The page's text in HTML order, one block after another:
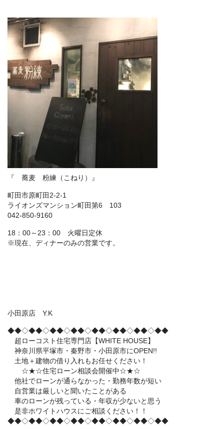
『 蕎麦 粉練（こねり）』
町田市原町田2-2-1
ライオンズマンション町田第6 103
042-850-9160
18：00～23：00 火曜日定休
※現在、ディナーのみの営業です。
小田原店 Y.K
◆◆◇◆◆◇◆◆◇◆◆◇◆◆◇◆◆◇◆◆◇◆◆
超ローコスト住宅専門店【WHITE HOUSE】
神奈川県平塚市・秦野市・小田原市にOPEN!!
土地＋建物の借り入れもお任せください！
☆★☆住宅ローン相談会開催中☆★☆
他社でローンが通らなかった・勤務年数が短い
自営業は厳しいと聞いたことがある
車のローンが残っている・年収が少ないと思う
是非ホワイトハウスにご相談ください！！
◆◆◇◆◆◇◆◆◇◆◆◇◆◆◇◆◆◇◆◆◇◆◆